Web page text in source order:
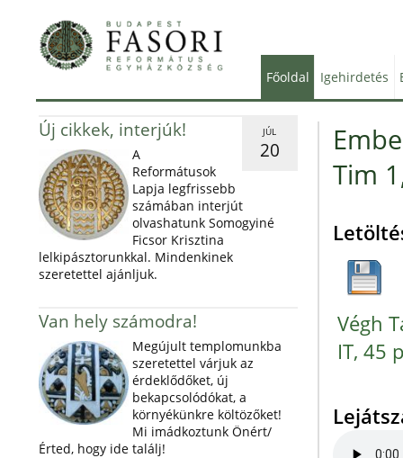
Főoldal Igehirdetés
JÚL
20
Új cikkek, interjúk!
A
Reformátusok
Lapja legfrissebb
számában interjút
olvashatunk Somogyiné
Ficsor Krisztina
lelkipásztorunkkal. Mindenkinek
szeretettel ajánljuk.
Van hely számodra!
Megújult templomunkba
szeretettel várjuk az
érdeklődőket, új
bekapcsolódókat, a
környékünkre költözőket!
Mi imádkoztunk Önért/
Érted, hogy ide találj!
Tim
Végh
IT, 45